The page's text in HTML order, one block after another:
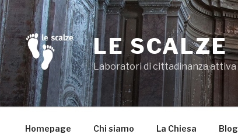
LE SCALZE
Laboratori di cittadinanza attiva
Homepage Chi siamo La Chiesa Blog